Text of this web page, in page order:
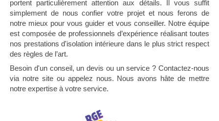
portent particulièrement attention aux détails. Il vous suffit
simplement de nous confier votre projet et nous ferons de
notre mieux pour vous guider et vous conseiller. Notre équipe
est composée de professionnels d’expérience réalisant toutes
nos prestations d'isolation intérieure dans le plus strict respect
des règles de l’art.
Besoin d'un conseil, un devis ou un service ? Contactez-nous
via notre site ou appelez nous. Nous avons hâte de mettre
notre expertise à votre service.